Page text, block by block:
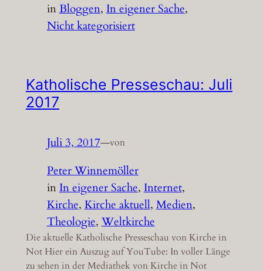
inBloggen, In eigener Sache
Nicht kategorisiert
Katholische Presseschau: Juli
2017
Juli 3, 2017—von
Peter Winnemöller
in In eigener Sache, Internet
Kirche, Kirche aktuell, Medien
Theologie, Weltkirche
Die aktuelle Katholische Presseschau von Kirche in
Not Hier ein Auszug auf YouTube: In voller Länge
zu sehen in der Mediathek von Kirche in Not